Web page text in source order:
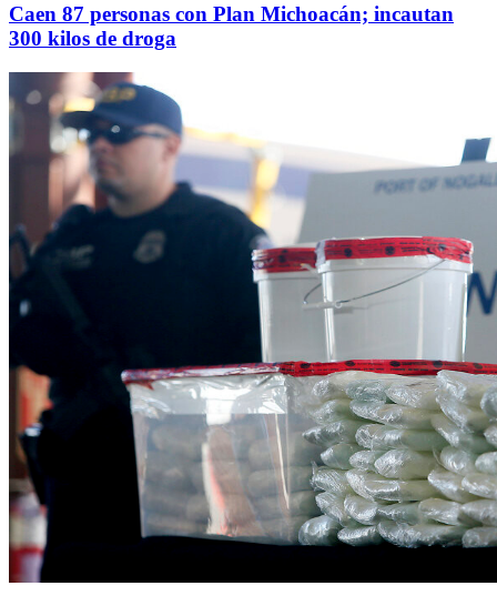
Caen 87 personas con Plan Michoacán; incautan
300 kilos de droga